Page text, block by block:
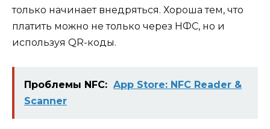
только начинает внедряться. Хороша тем, что
платить можно не только через НФС, но и
используя QR-коды.
Проблемы NFC: ‎App Store: NFC Reader &
Scanner